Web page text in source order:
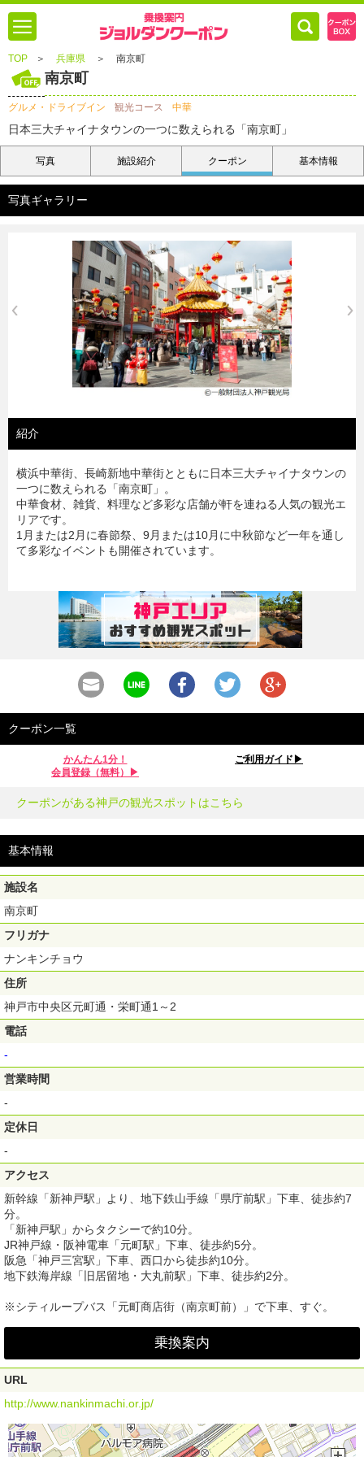
TOP ＞ 兵庫県 ＞ 南京町
南京町
グルメ・ドライブイン 観光コース 中華
日本三大チャイナタウンの一つに数えられる「南京町」
写真 施設紹介 クーポン 基本情報
写真ギャラリー
紹介
横浜中華街、長崎新地中華街とともに日本三大チャイナタウンの
一つに数えられる「南京町」。
中華食材、雑貨、料理など多彩な店舗が軒を連ねる人気の観光エ
リアです。
1月または2月に春節祭、9月または10月に中秋節など一年を通し
て多彩なイベントも開催されています。
クーポン一覧
かんたん1分！
会員登録（無料）▶︎
ご利用ガイド▶︎
クーポンがある神戸の観光スポットはこちら
基本情報
施設名
南京町
フリガナ
ナンキンチョウ
住所
神戸市中央区元町通・栄町通1～2
電話
-
営業時間
-
定休日
-
アクセス
新幹線「新神戸駅」より、地下鉄山手線「県庁前駅」下車、徒歩約7
分。
「新神戸駅」からタクシーで約10分。
JR神戸線・阪神電車「元町駅」下車、徒歩約5分。
阪急「神戸三宮駅」下車、西口から徒歩約10分。
地下鉄海岸線「旧居留地・大丸前駅」下車、徒歩約2分。
※シティループバス「元町商店街（南京町前）」で下車、すぐ。
乗換案内
URL
http://www.nankinmachi.or.jp/